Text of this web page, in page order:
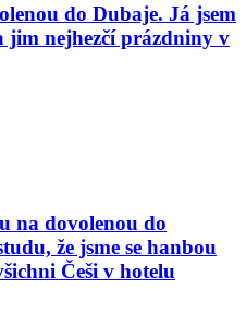
do Dubaje. Já jsem
jim nejhezčí prázdniny v
na dovolenou do
že jsme se hanbou
Češi v hotelu